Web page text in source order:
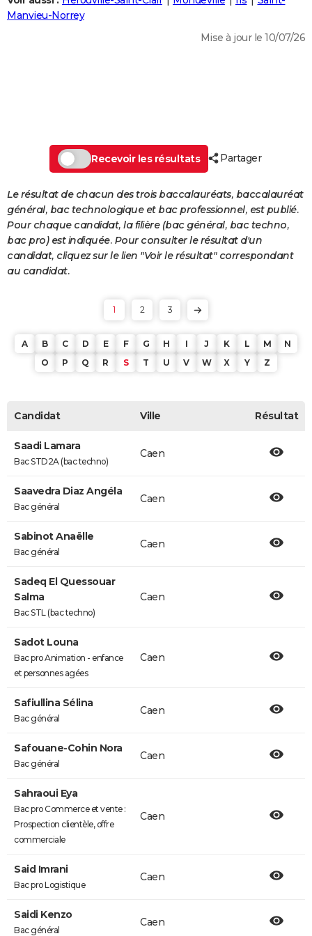
Destinations
City break
Voyage nature
Voyage de noces
Forum
Climat
+
PHOTO
Dictionnaire
PROGRAMME TV
S'inscrire
Se connecter
Lycées
Collèges
Primaires
Universités
Entreprises
Service militaire
Avis de recherche
AVIS DE DÉCÈS
FORUM
Bricolage
Lifestyle
Culture
Sport
Auto
Television
Voyage
Cinema
Manvieu-Norrey
Mise à jour le 10/07/26
Recevoir les résultats Partager
Le résultat de chacun des trois baccalauréats, baccalauréat
général, bac technologique et bac professionnel, est publié.
Pour chaque candidat, la filière (bac général, bac techno,
bac pro) est indiquée. Pour consulter le résultat d'un
candidat, cliquez sur le lien "Voir le résultat" correspondant
au candidat.
1 2 3
A B C D E F G H I J K L M
N
O
P Q R S T U V W X Y Z
Candidat Ville Résultat
Saadi Lamara
Bac STD2A (bac techno)
Caen
Saavedra Diaz Angéla
Bac général
Caen
Sabinot Anaëlle
Bac général
Caen
Sadeq El Quessouar
Salma
Bac STL (bac techno)
Caen
Sadot Louna
Bac pro Animation - enfance
et personnes agées
Caen
Safiullina Sélina
Bac général
Caen
Safouane-Cohin Nora
Bac général
Caen
Sahraoui Eya
Bac pro Commerce et vente :
Prospection clientèle, offre
commerciale
Caen
Said Imrani
Bac pro Logistique
Caen
Saidi Kenzo
Bac général
Caen